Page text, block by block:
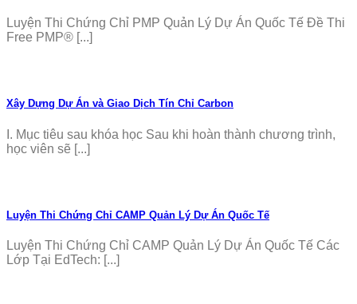
Luyện Thi Chứng Chỉ PMP Quản Lý Dự Án Quốc Tế Đề Thi
Free PMP® [...]
Xây Dựng Dự Án và Giao Dịch Tín Chỉ Carbon
I. Mục tiêu sau khóa học Sau khi hoàn thành chương trình,
học viên sẽ [...]
Luyện Thi Chứng Chỉ CAMP Quản Lý Dự Án Quốc Tế
Luyện Thi Chứng Chỉ CAMP Quản Lý Dự Án Quốc Tế Các
Lớp Tại EdTech: [...]